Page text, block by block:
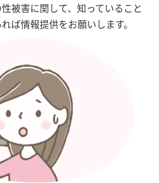
被害に関して、知っていること
ば情報提供をお願いします。